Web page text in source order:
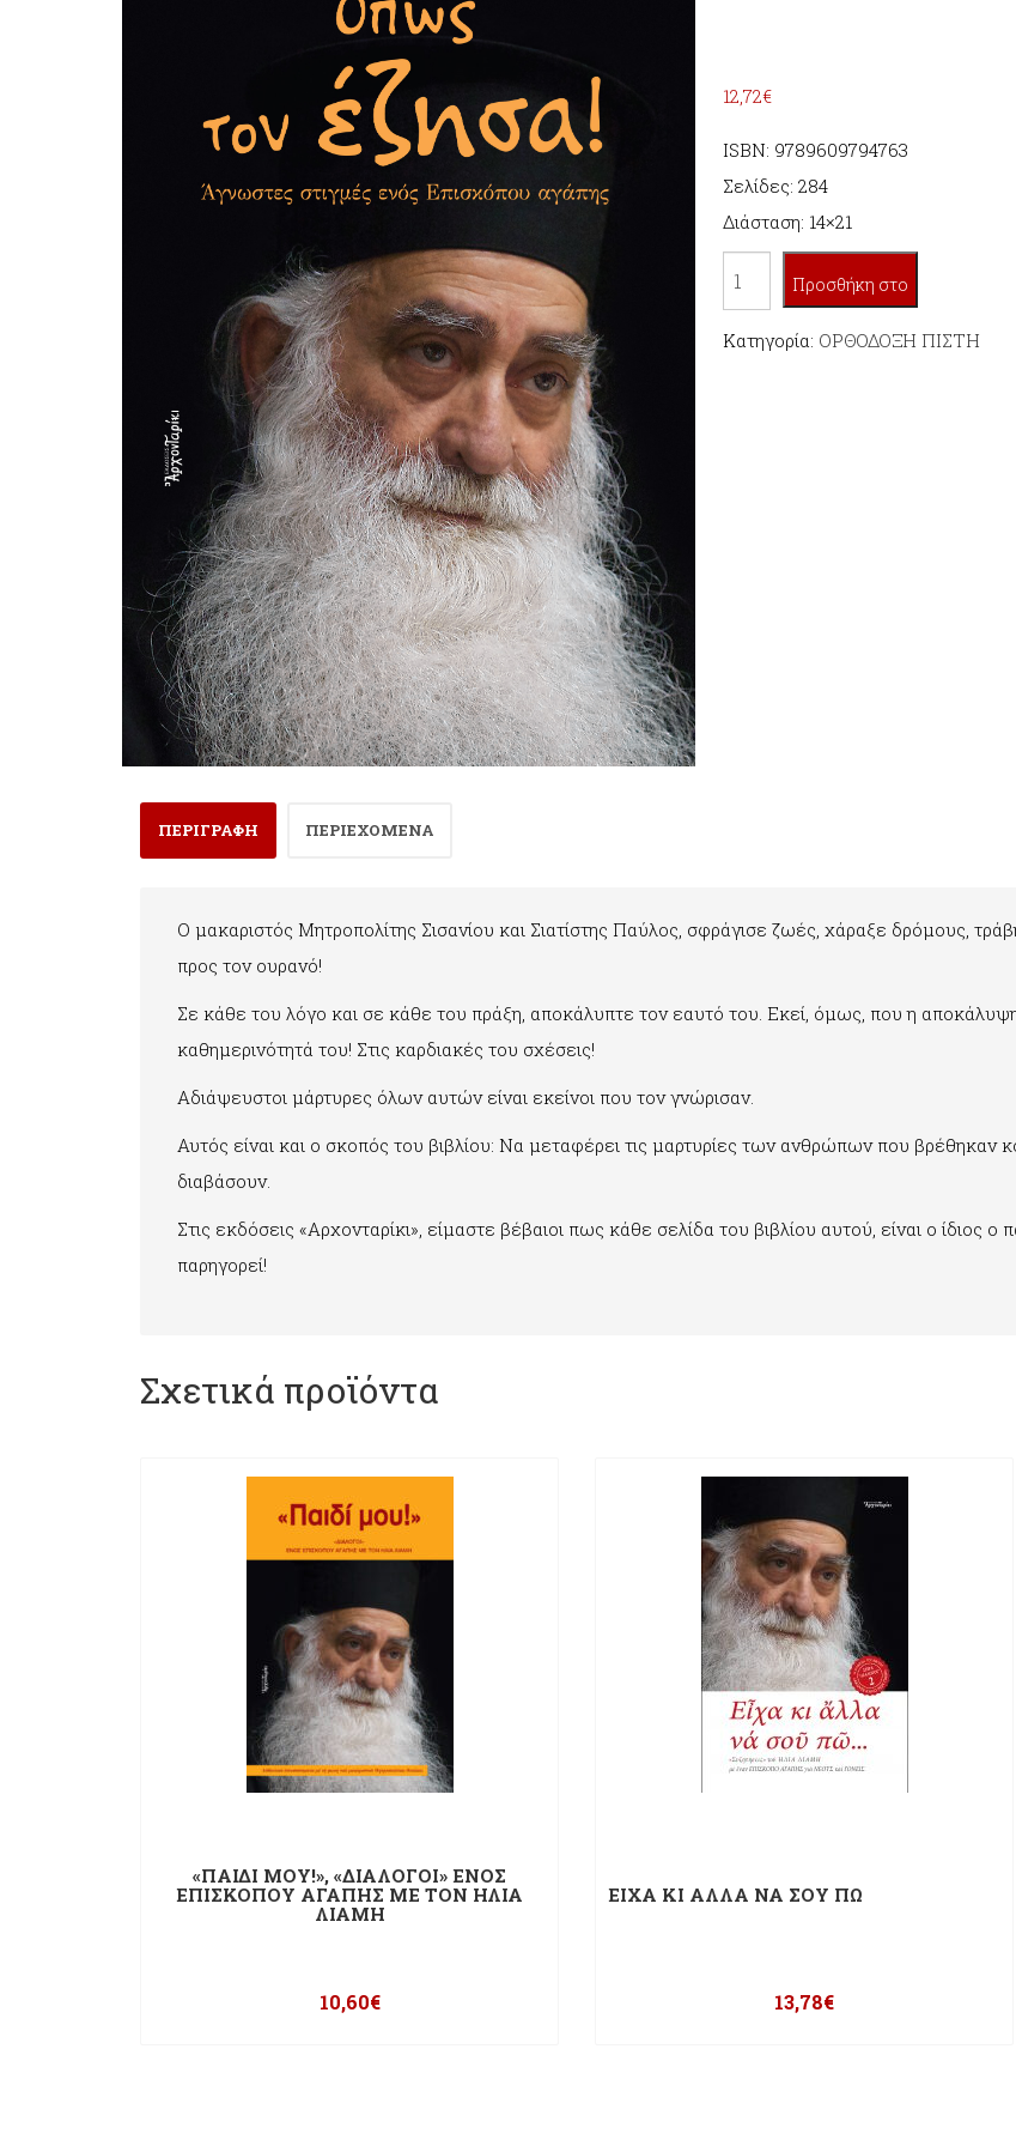
12,72€
ISBN: 9789609794763
Σελίδες: 284
Διάσταση: 14×21
ΟΠΩΣ
ΤΟΝ
ΕΖΗΣΑ!
Προσθήκη στο
καλάθι
Κατηγορία: ΟΡΘΟΔΟΞΗ ΠΙΣΤΗ
ΠΕΡΙΓΡΑΦΗ ΠΕΡΙΕΧΟΜΕΝΑ
Ο μακαριστός Μητροπολίτης Σισανίου και Σιατίστης Παύλος, σφράγισε ζωές, χάραξε δρόμους,
προς τον ουρανό!
Σε κάθε του λόγο και σε κάθε του πράξη, αποκάλυπτε τον εαυτό του. Εκεί, όμως, που η αποκάλυψη
καθημερινότητά του! Στις καρδιακές του σχέσεις!
Αδιάψευστοι μάρτυρες όλων αυτών είναι εκείνοι που τον γνώρισαν.
Αυτός είναι και ο σκοπός του βιβλίου: Να μεταφέρει τις μαρτυρίες των ανθρώπων που βρέθηκαν
διαβάσουν.
Στις εκδόσεις «Αρχονταρίκι», είμαστε βέβαιοι πως κάθε σελίδα του βιβλίου αυτού, είναι ο ίδιος
παρηγορεί!
Σχετικά προϊόντα
«ΠΑΙΔΙ ΜΟΥ!», «ΔΙΑΛΟΓΟΙ» ΕΝΟΣ
ΕΠΙΣΚΟΠΟΥ ΑΓΑΠΗΣ ΜΕ ΤΟΝ ΗΛΙΑ
ΛΙΑΜΗ
10,60€
ΕΙΧΑ ΚΙ ΑΛΛΑ ΝΑ ΣΟΥ ΠΩ
13,78€